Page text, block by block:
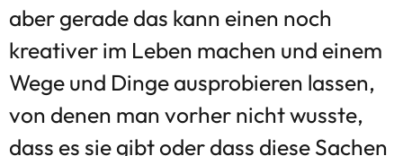
aber gerade das kann einen noch
kreativer im Leben machen und einem
Wege und Dinge ausprobieren lassen,
von denen man vorher nicht wusste,
dass es sie gibt oder dass diese Sachen